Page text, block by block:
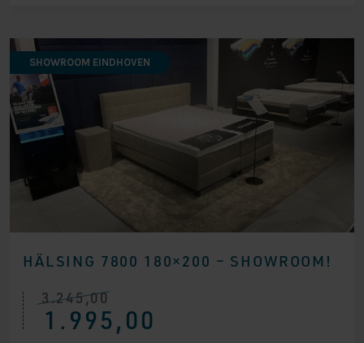
HÄLSING 7800 180×200 – SHOWROOM!
SHOWROOM EINDHOVEN
3.245,00
Ursprünglicher
Preis
war:1.995,00
Aktueller
Preis
ist: